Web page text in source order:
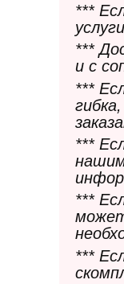
***
***
и с
***
***
***
***